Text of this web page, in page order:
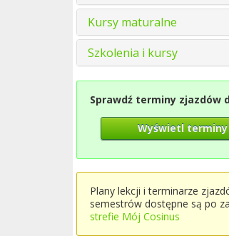
Kursy maturalne
Szkolenia i kursy
Sprawdź terminy zjazdów
Wyświetl
Plany lekcji i terminarze
semestrów dostępne są po
strefie Mój Cosinus